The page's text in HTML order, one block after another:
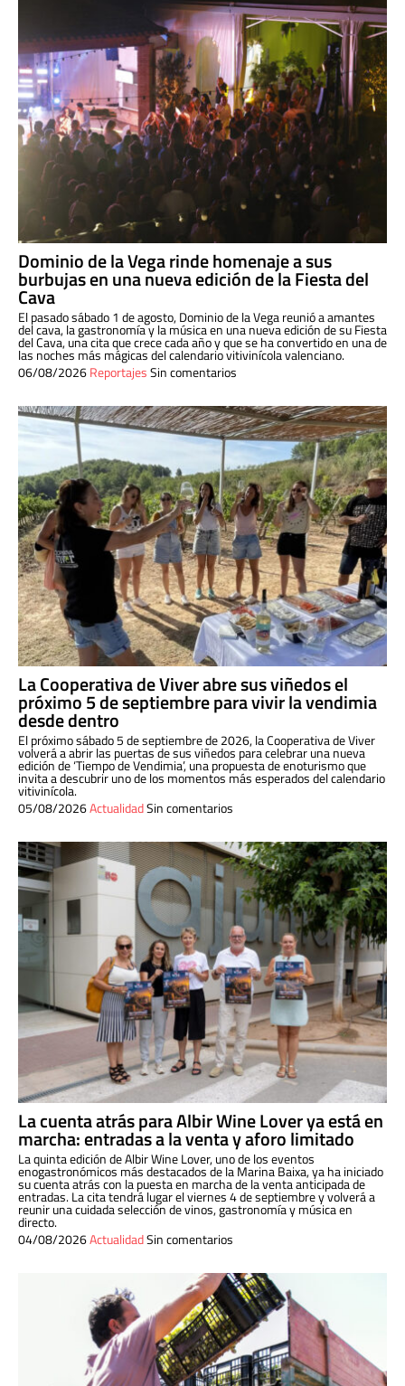
Dominio de la Vega rinde homenaje a sus
burbujas en una nueva edición de la Fiesta del
Cava
El pasado sábado 1 de agosto, Dominio de la Vega reunió a amantes
del cava, la gastronomía y la música en una nueva edición de su Fiesta
del Cava, una cita que crece cada año y que se ha convertido en una de
las noches más mágicas del calendario vitivinícola valenciano.
06/08/2026ReportajesSin comentarios
La Cooperativa de Viver abre sus viñedos el
próximo 5 de septiembre para vivir la vendimia
desde dentro
El próximo sábado 5 de septiembre de 2026, la Cooperativa de Viver
volverá a abrir las puertas de sus viñedos para celebrar una nueva
edición de ‘Tiempo de Vendimia’, una propuesta de enoturismo que
invita a descubrir uno de los momentos más esperados del calendario
vitivinícola.
05/08/2026ActualidadSin comentarios
La cuenta atrás para Albir Wine Lover ya está en
marcha: entradas a la venta y aforo limitado
La quinta edición de Albir Wine Lover, uno de los eventos
enogastronómicos más destacados de la Marina Baixa, ya ha iniciado
su cuenta atrás con la puesta en marcha de la venta anticipada de
entradas. La cita tendrá lugar el viernes 4 de septiembre y volverá a
reunir una cuidada selección de vinos, gastronomía y música en
directo.
04/08/2026ActualidadSin comentarios